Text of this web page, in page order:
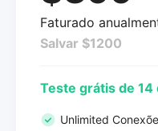
Faturado
Salvar $1200
Teste grátis de 14
Unlimited